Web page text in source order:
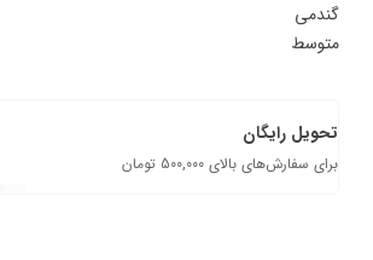
گندمی
متوسط
تحویل رایگان
برای سفارش‌های بالای 500,000 تومان